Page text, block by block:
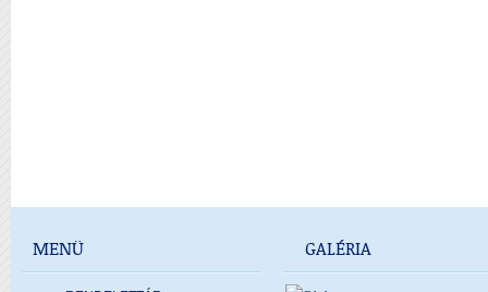
MENÜ GALÉRIA